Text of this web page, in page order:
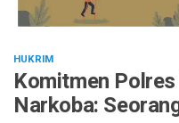
HUKRIM
Komitmen
Narkoba: